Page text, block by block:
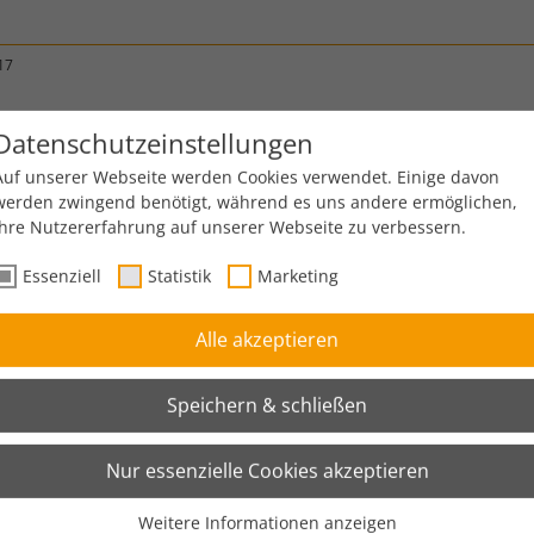
der internationale Fachmesse für Distribution, Material- und
auf unserem Messestand B33 in Halle 6
treffen sich, um alles über innovative Produkte,
und Distributionslogistik zu erfahren.
auf Ihren Besuch. Gemeinsam diskutieren wir über die
unserer Webseite werden Cookies verwendet. Einige davon
zwingend benötigt, während es uns andere ermöglichen,
Nutzererfahrung auf unserer Webseite zu verbessern.
Essenziell Statistik Marketing
Alle akzeptieren
Speichern & schließen
Nur essenzielle Cookies akzeptieren
Weitere Informationen anzeigen